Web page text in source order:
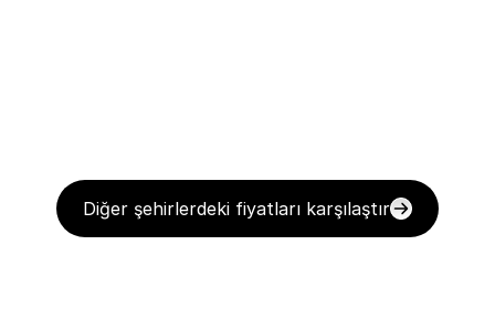
Diğer şehirlerdeki fiyatları karşılaştır